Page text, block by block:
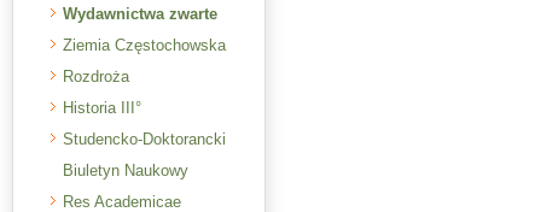
Wydawnictwa zwarte
Ziemia Częstochowska
Rozdroża
Historia III°
Studencko-Doktorancki
Biuletyn Naukowy
Res Academicae